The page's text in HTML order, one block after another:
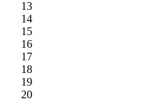
13
14
15
16
17
18
19
20